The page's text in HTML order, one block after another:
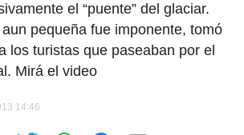
el “puente” del glaciar.
pequeña fue imponente, tomó
los turistas que paseaban por el
Mirá el video
14:46